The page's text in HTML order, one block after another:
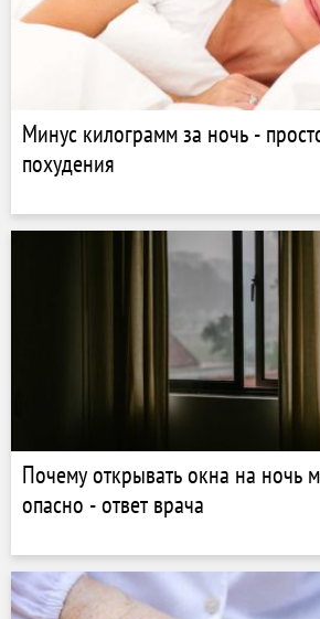
Минус килограмм за ночь -
похудения
Почему открывать окна на ночь
опасно - ответ врача